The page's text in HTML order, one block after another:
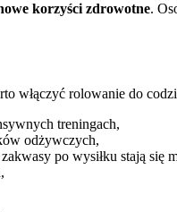
korzyści zdrowotne.
włączyć rolowanie do
treningach,
odżywczych,
po wysiłku stają się